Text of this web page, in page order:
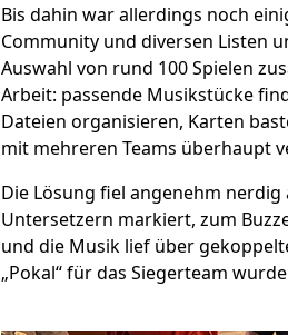
Bis dahin war allerdings noch
Community und diversen Listen
Auswahl von rund 100 Spielen
Arbeit: passende Musikstücke
Dateien organisieren, Karten
mit mehreren Teams überhaupt
Die Lösung fiel angenehm
Untersetzern markiert, zum
und die Musik lief über
„Pokal“ für das Siegerteam